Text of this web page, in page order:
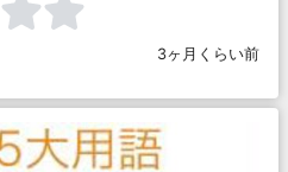
3ヶ月くらい前